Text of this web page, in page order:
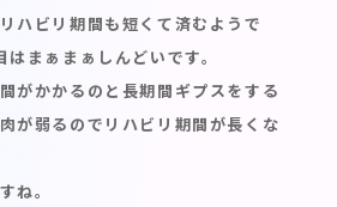
ハビリ期間も短くて済むようで
まぁまぁしんどいです。
がかかるのと長期間ギプスをする
が弱るのでリハビリ期間が長くな
ね。